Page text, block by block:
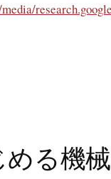
める機械